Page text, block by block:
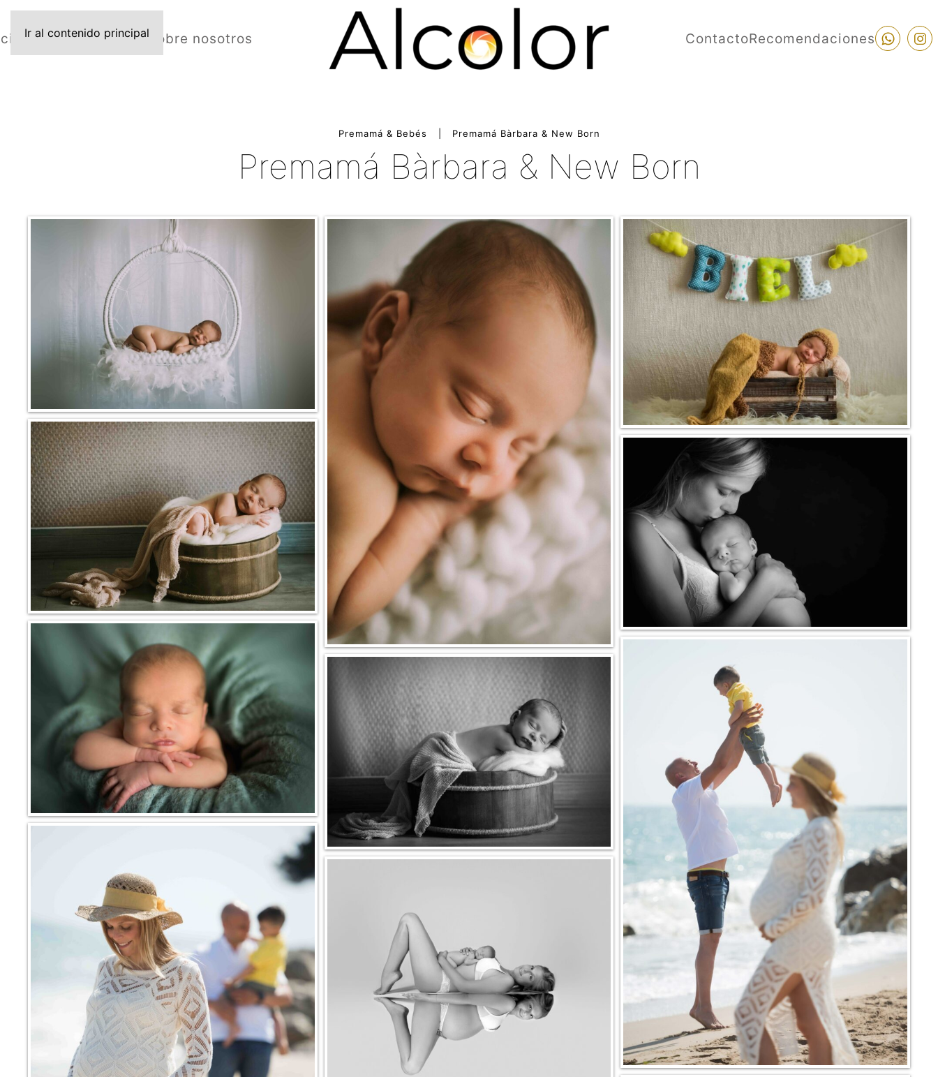
Ir al contenido principal
Fotografías VídeosSobre nosotros ContactoRecomendaciones
Premamá & Bebés Premamá Bàrbara & New Born
Premamá Bàrbara & New Born